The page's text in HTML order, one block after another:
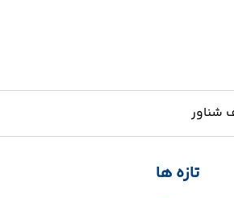
شناور
تازه ها